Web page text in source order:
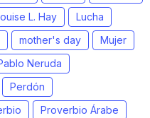
L. Hay
Lucha
mother's day
Mujer
Neruda
Perdón
Proverbio Árabe